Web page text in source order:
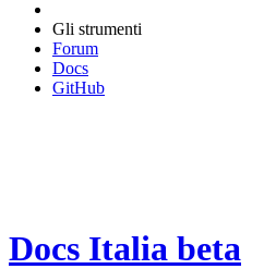
Gli strumenti
Forum
Docs
GitHub
Docs Italia beta